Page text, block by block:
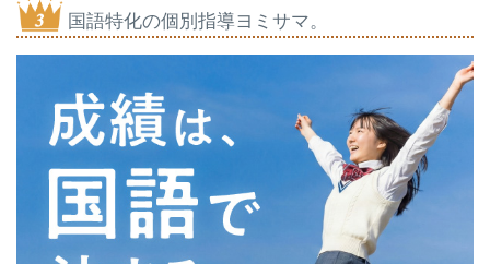
国語特化の個別指導ヨミサマ。